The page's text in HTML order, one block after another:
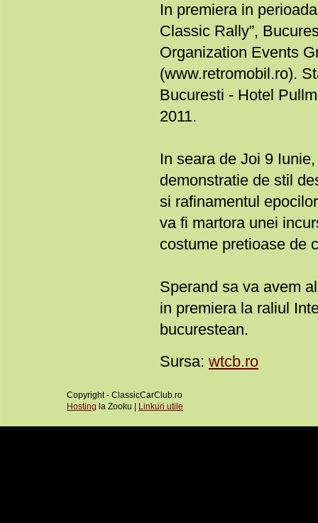
In premiera in
Classic Rally”,
Organization Events
(www.retromobil.ro).
Bucuresti - Hotel
2011.
In seara de Joi 9
demonstratie de stil
si rafinamentul
va fi martora unei
costume pretioase de
Sperand sa va avem
in premiera la raliul
bucurestean.
Sursa: wtcb.ro
Copyright - ClassicCarClub.ro
Hosting la Zooku | Linkuri utile